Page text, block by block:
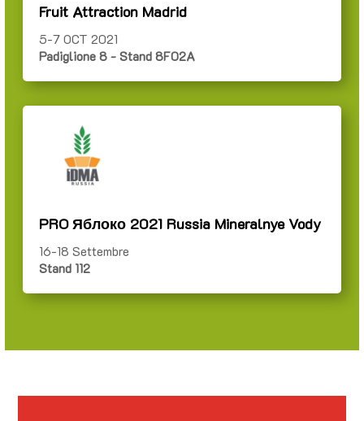
Fruit Attraction Madrid
5-7 OCT 2021
Padiglione 8 - Stand 8F02A
PRO Яблоко 2021 Russia Mineralnye Vody
16-18 Settembre
Stand 112